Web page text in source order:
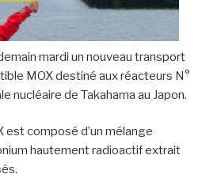
mardi un nouveau transport
MOX destiné aux réacteurs N°
nucléaire de Takahama au Japon.
est composé d’un mélange
hautement radioactif extrait